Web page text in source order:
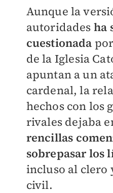
Aunque la
autoridades ha
cuestionada
de la Iglesia
apuntan a un
cardenal, la
hechos con los
rivales dejaba
rencillas
sobrepasar los
incluso al clero
civil.